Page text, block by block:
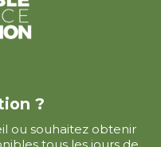
?
ou souhaitez obtenir
tous les jours de